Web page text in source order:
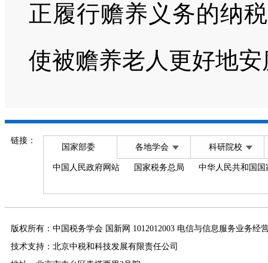
正履行赡养义务的纳
使被赡养老人更好地
链接：
国家部委 各地学会 科研院校
中国人民政府网站 国家税务总局 中华人民共和国
版权所有：中国税务学会 国新网 1012012003 电信与信息服务业务经
技术支持：北京中税和科技发展有限责任公司